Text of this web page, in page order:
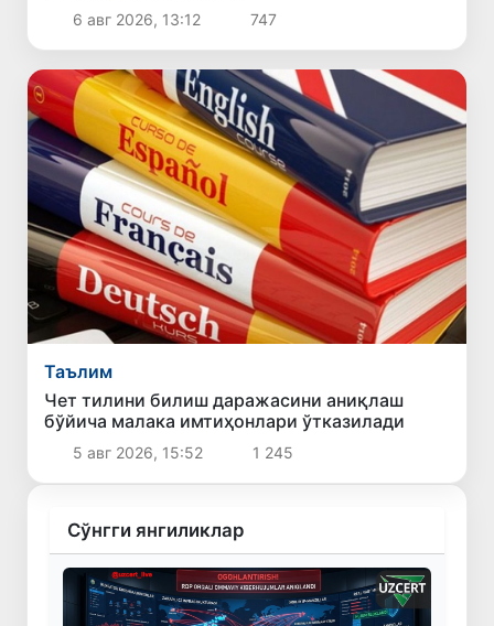
6 авг 2026, 13:12 747
Таълим
Чет тилини билиш даражасини аниқлаш
бўйича малака имтиҳонлари ўтказилади
5 авг 2026, 15:52 1 245
Сўнгги янгиликлар